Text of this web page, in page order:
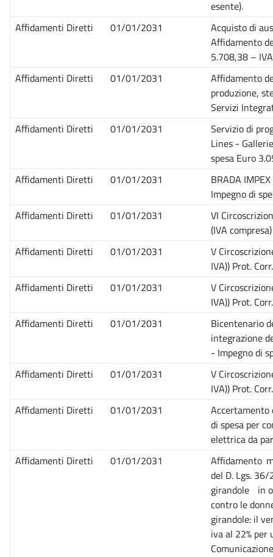
esente).
Affidamenti Diretti
01/01/2031
Acquisto di
Affidamento
5.708,38 –
Affidamenti Diretti
01/01/2031
Affidamento
produzione,
Servizi
Affidamenti Diretti
01/01/2031
Servizio di
Lines -
spesa Euro
Affidamenti Diretti
01/01/2031
BRADA
Impegno di
Affidamenti Diretti
01/01/2031
VI
(IVA
Affidamenti Diretti
01/01/2031
V
IVA)) Prot.
Affidamenti Diretti
01/01/2031
V
IVA)) Prot.
Affidamenti Diretti
01/01/2031
Bicentenario
integrazione
- Impegno di
Affidamenti Diretti
01/01/2031
V
IVA)) Prot.
Affidamenti Diretti
01/01/2031
Accertamento
di spesa per
elettrica da
Affidamenti Diretti
01/01/2031
Affidamento
del D. Lgs.
girandole in
contro le
girandole: il
iva al 22%